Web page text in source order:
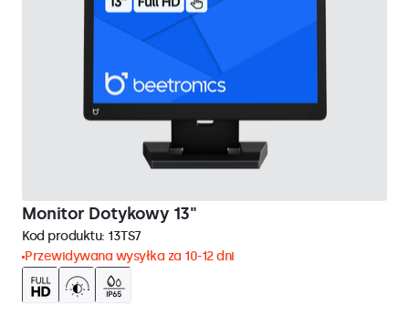
Monitor Dotykowy 13"
Kod produktu: 13TS7
Przewidywana wysyłka za 10-12 dni